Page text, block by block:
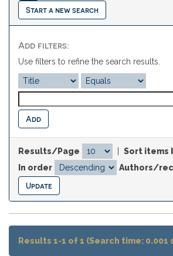
Start a new search
Add filters:
Use filters to refine the search results.
Results/Page
Sort items
In order
Authors/
Results 1-1 of 1 (Search time: 0.001